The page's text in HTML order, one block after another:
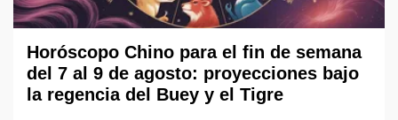
Horóscopo Chino para el fin de semana
del 7 al 9 de agosto: proyecciones bajo
la regencia del Buey y el Tigre